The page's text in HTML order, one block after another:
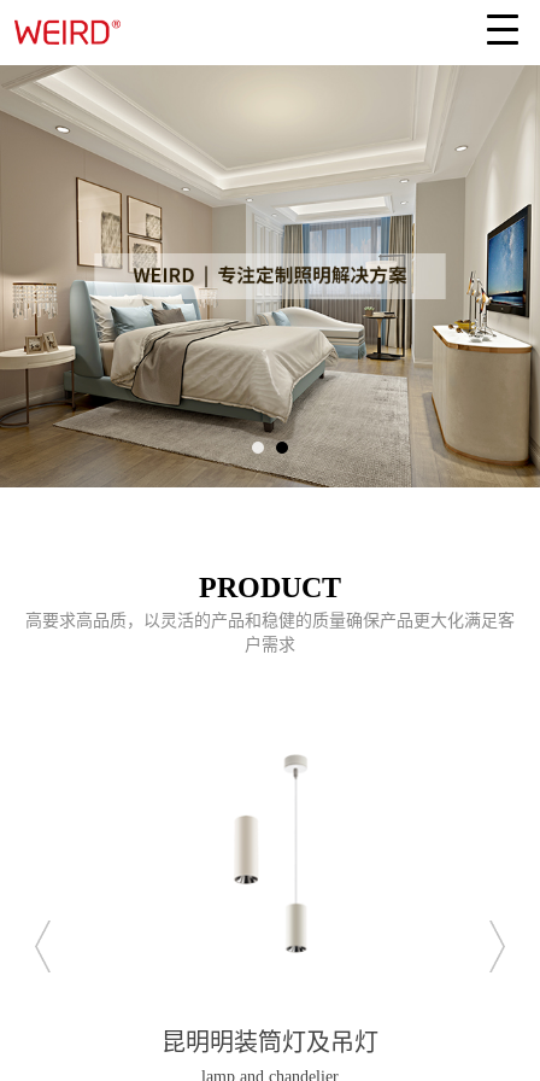
PRODUCT
高要求高品质，以灵活的产品和稳健的质量确保产品更大化满足客
户需求
昆明明装筒灯及吊灯
lamp and chandelier